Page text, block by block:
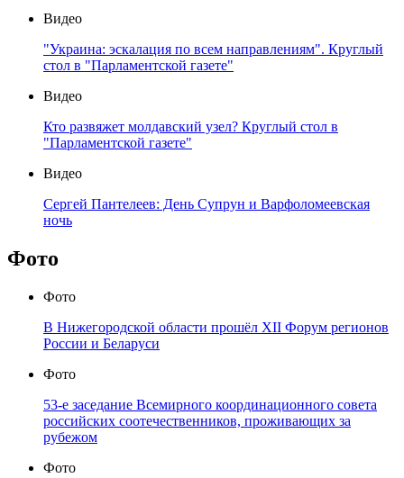
Видео
"Украина: эскалация по всем направлениям". Круглый
стол в "Парламентской газете"
Видео
Кто развяжет молдавский узел? Круглый стол в
"Парламентской газете"
Видео
Сергей Пантелеев: День Супрун и Варфоломеевская
ночь
Фото
Фото
В Нижегородской области прошёл XII Форум регионов
России и Беларуси
Фото
53-е заседание Всемирного координационного совета
российских соотечественников, проживающих за
рубежом
Фото